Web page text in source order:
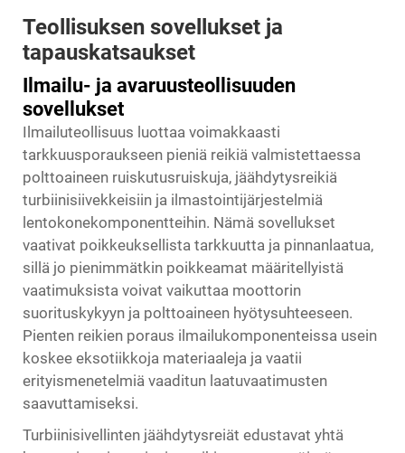
Teollisuksen sovellukset ja
tapauskatsaukset
Ilmailu- ja avaruusteollisuuden
sovellukset
Ilmailuteollisuus luottaa voimakkaasti
tarkkuusporaukseen pieniä reikiä valmistettaessa
polttoaineen ruiskutusruiskuja, jäähdytysreikiä
turbiinisiivekkeisiin ja ilmastointijärjestelmiä
lentokonekomponentteihin. Nämä sovellukset
vaativat poikkeuksellista tarkkuutta ja pinnanlaatua,
sillä jo pienimmätkin poikkeamat määritellyistä
vaatimuksista voivat vaikuttaa moottorin
suorituskykyyn ja polttoaineen hyötysuhteeseen.
Pienten reikien poraus ilmailukomponenteissa usein
koskee eksotiikkoja materiaaleja ja vaatii
erityismenetelmiä vaaditun laatuvaatimusten
saavuttamiseksi.
Turbiinisivellinten jäähdytysreiät edustavat yhtä